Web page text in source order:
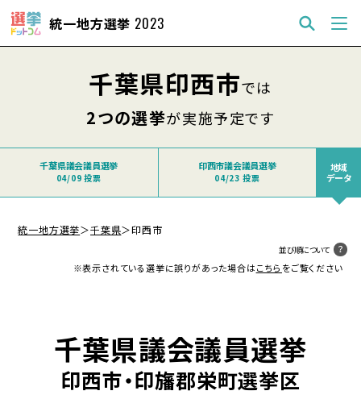
統一地方選挙 2023
千葉県印西市では
2つの選挙が実施予定です
千葉県議会議員選挙
04/09 投票
印西市議会議員選挙
04/23 投票
地域
データ
統一地方選挙＞千葉県＞印西市
並び順について
※表示されている選挙に誤りがあった場合はこちら をご覧ください
千葉県議会議員選挙
印西市・印旛郡栄町選挙区